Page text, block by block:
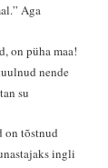
Aga
on püha maa!
nende
su
on tõstnud
ingli